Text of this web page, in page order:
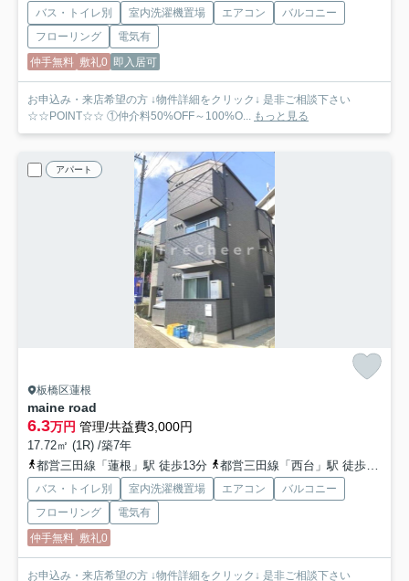
バス・トイレ別 室内洗濯機置場 エアコン
バルコニー
フローリング
電気有
仲手無料 敷礼0 即入居可
お申込み・来店希望の方 ↓物件詳細をクリック↓ 是非ご相談下さい
☆☆POINT☆☆ ①仲介料50%OFF～100%O...
もっと見る
アパート
板橋区蓮根
maine road
6.3万円 管理/共益費3,000円
17.72㎡ (1R) /築7年
都営三田線「蓮根」駅 徒歩13分
都営三田線「西台」駅 徒歩13分
バス・トイレ別 室内洗濯機置場 エアコン
バルコニー
フローリング
電気有
仲手無料 敷礼0
お申込み・来店希望の方 ↓物件詳細をクリック↓ 是非ご相談下さい